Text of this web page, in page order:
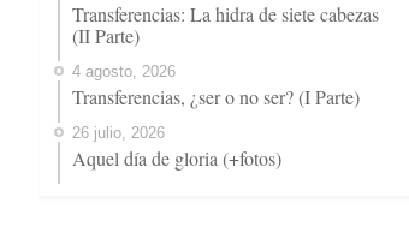
Transferencias: La hidra de siete cabezas
(II Parte)
4 agosto, 2026
Transferencias, ¿ser o no ser? (I Parte)
26 julio, 2026
Aquel día de gloria (+fotos)